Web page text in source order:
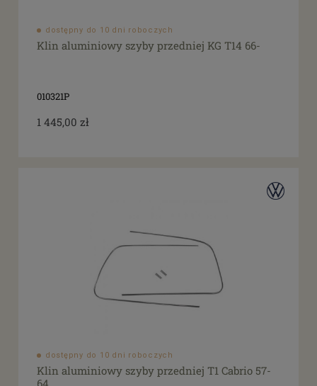
dostępny do 10 dni roboczych
Klin aluminiowy szyby przedniej KG T14 66-
010321P
1 445,00 zł
dostępny do 10 dni roboczych
Klin aluminiowy szyby przedniej T1 Cabrio 57-
64